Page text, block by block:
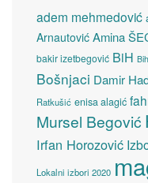
adem mehmedović
Arnautović Amina
bakir izetbegović BiH
Bošnjaci Damir
Ratkušić enisa alagić
Mursel Begović
Irfan Horozović
Lokalni izbori 2020